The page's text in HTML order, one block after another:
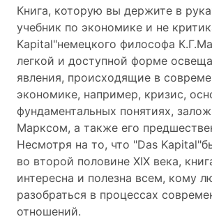
Книга, которую вы держите в
учебник по экономике и не
Kapital"немецкого философа
легкой и доступной форме
явления, происходящие в
экономике, например, кризис,
фундаментальных понятиях,
Марксом, а также его
Несмотря на то, что "Das
во второй половине XIX века,
интересна и полезна всем, кому
разобраться в процессах
отношений.